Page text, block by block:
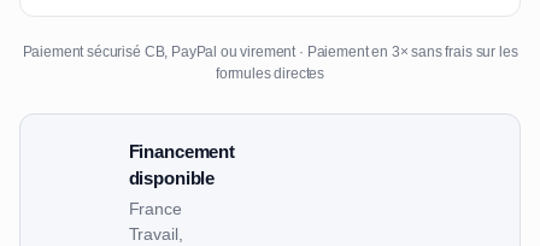
Paiement sécurisé CB, PayPal ou virement · Paiement en 3× sans frais sur les
formules directes
Financement
disponible
France
Travail,